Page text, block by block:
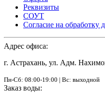
Реквизиты
СОУТ
Согласие на обработку
Адрес офиса:
г. Астрахань, ул. Адм.
Пн-Сб: 08:00-19:00 | Вс: выходной
Заказ воды: